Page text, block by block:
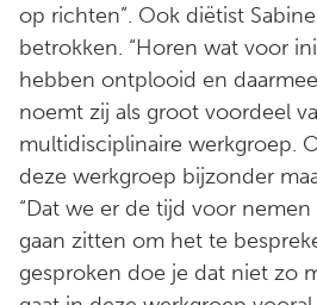
op richten”. Ook diëtist
betrokken. “Horen wat voor
hebben ontplooid en
noemt zij als groot voordeel
multidisciplinaire werkgroep.
deze werkgroep bijzonder
“Dat we er de tijd voor
gaan zitten om het te
gesproken doe je dat niet zo